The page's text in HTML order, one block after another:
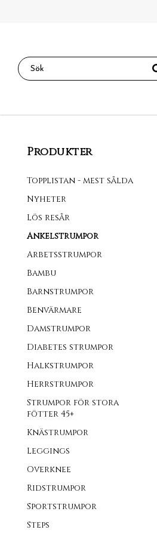
Produkter
Topplistan - mest sålda
Nyheter
Lös resår
Ankelstrumpor
Arbetsstrumpor
Bambu
Barnstrumpor
Benvärmare
Damstrumpor
Diabetes strumpor
Halkstrumpor
Herrstrumpor
Strumpor för stora
fötter 45+
Knästrumpor
Leggings
Overknee
Ridstrumpor
Sportstrumpor
Steps